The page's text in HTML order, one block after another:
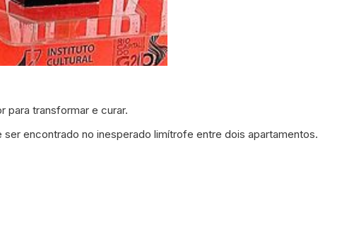
para transformar e curar.
encontrado no inesperado limítrofe entre dois apartamentos.